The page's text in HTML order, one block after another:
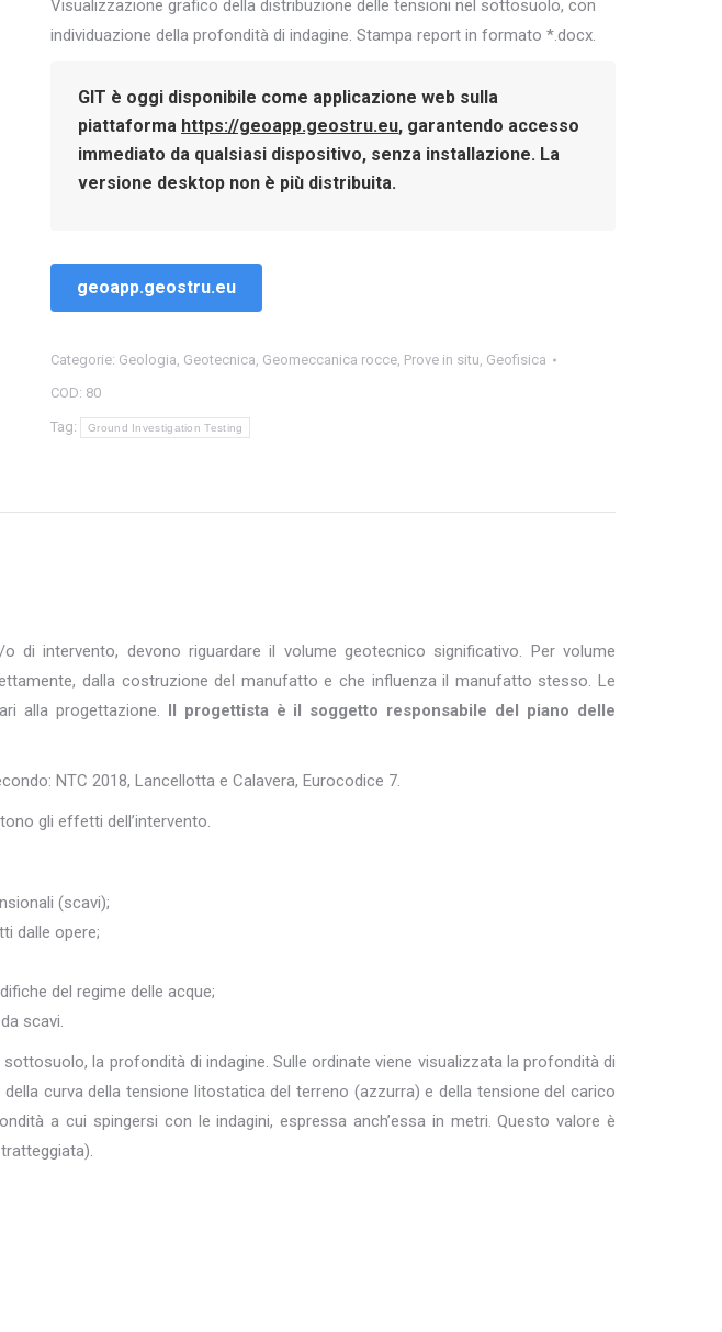
Visualizzazione grafico della distribuzione delle tensioni nel sottosuolo, con
individuazione della profondità di indagine. Stampa report in formato *.docx.
GIT è oggi disponibile come applicazione web sulla
piattaforma https://geoapp.geostru.eu, garantendo accesso
immediato da qualsiasi dispositivo, senza installazione. La
versione desktop non è più distribuita.
geoapp.geostru.eu
Categorie: Geologia, Geotecnica, Geomeccanica rocce, Prove in situ, Geofisica
COD: 80
Tag: Ground Investigation Testing
intervento, devono riguardare il volume geotecnico significativo. Per volume
dalla costruzione del manufatto e che influenza il manufatto stesso. Le
alla progettazione. Il progettista è il soggetto responsabile del piano delle
NTC 2018, Lancellotta e Calavera, Eurocodice 7.
gli effetti dell’intervento.
(scavi);
dalle opere;
del regime delle acque;
scavi.
la profondità di indagine. Sulle ordinate viene visualizzata la profondità di
curva della tensione litostatica del terreno (azzurra) e della tensione del carico
a cui spingersi con le indagini, espressa anch’essa in metri. Questo valore è